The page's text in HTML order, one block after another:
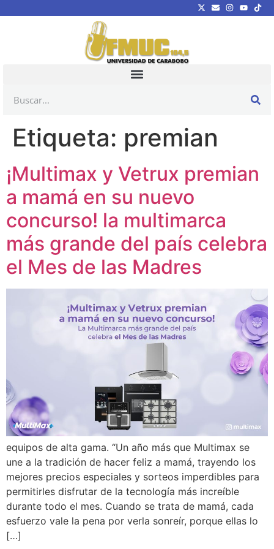
Etiqueta: premian
¡Multimax y Vetrux premian
a mamá en su nuevo
concurso! la multimarca
más grande del país celebra
el Mes de las Madres
equipos de alta gama. “Un año más que Multimax se
une a la tradición de hacer feliz a mamá, trayendo los
mejores precios especiales y sorteos imperdibles para
permitirles disfrutar de la tecnología más increíble
durante todo el mes. Cuando se trata de mamá, cada
esfuerzo vale la pena por verla sonreír, porque ellas lo
[…]